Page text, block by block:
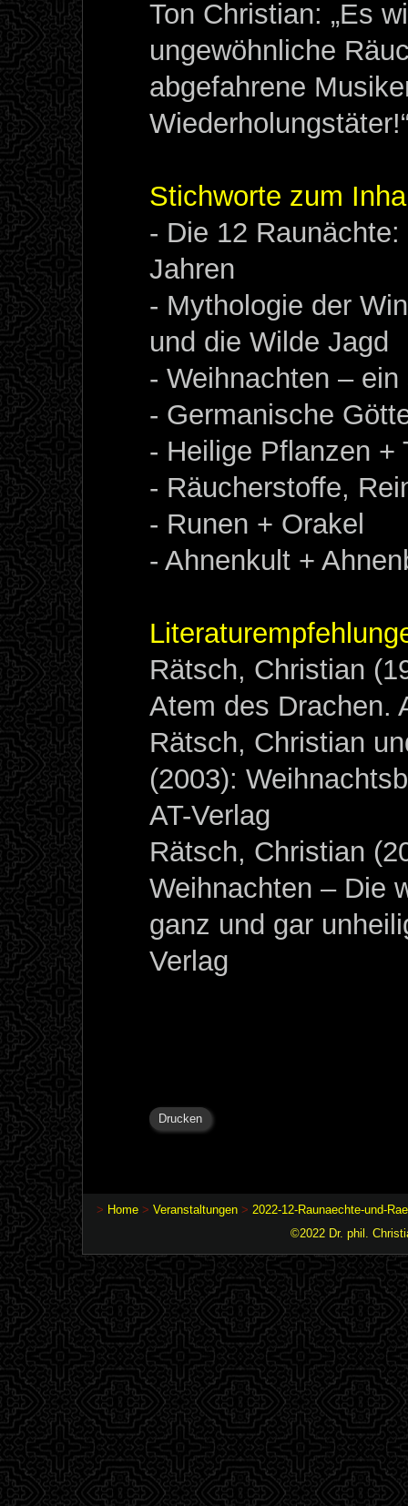
Ton Christian: „Es
ungewöhnliche
abgefahrene
Stichworte zum
- Die 12
Jahren
- Mythologie der
und die Wilde Jagd
- Weihnachten –
- Germanische
- Heilige Pflanzen +
- Räucherstoffe,
- Runen + Orakel
- Ahnenkult +
Rätsch, Christian
Atem des Drachen.
Rätsch, Christian
(2003):
AT-Verlag
Rätsch, Christian
Weihnachten – Die
ganz und gar
Verlag
Drucken
> Home > Veranstaltungen > 2022-12-Raunaechte-und-
©2022 Dr. phil.